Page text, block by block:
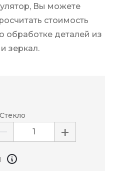
Вы можете
стоимость
обработке деталей из
зеркал.
Стекло
+